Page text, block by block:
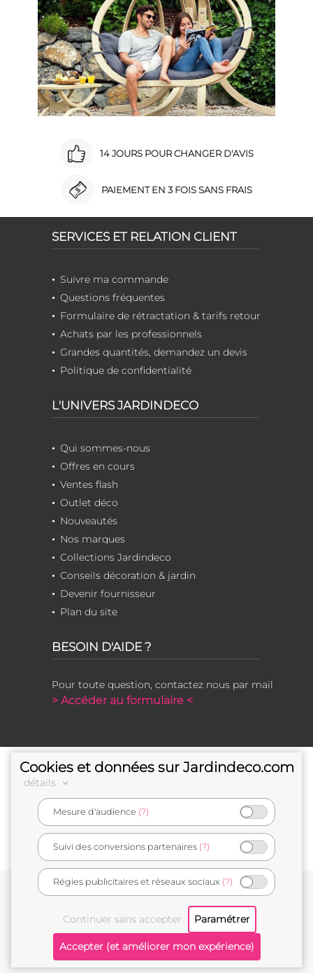
14 JOURS POUR CHANGER D'AVIS
PAIEMENT EN 3 FOIS SANS FRAIS
SERVICES ET RELATION CLIENT
Suivre ma commande
Questions fréquentes
Formulaire de rétractation & tarifs retour
Achats par les professionnels
Grandes quantités, demandez un devis
Politique de confidentialité
L'UNIVERS JARDINDECO
Qui sommes-nous
Offres en cours
Ventes flash
Outlet déco
Nouveautés
Nos marques
Collections Jardindeco
Conseils décoration & jardin
Devenir fournisseur
Plan du site
BESOIN D'AIDE ?
Pour toute question, contactez nous par mail
> Accéder au formulaire <
e-commerçant français
Mentions légales
Cookies et données sur Jardindeco.com
détails
Mesure d'audience (?)
Suivi des conversions partenaires (?)
Régies publicitaires et réseaux sociaux (?)